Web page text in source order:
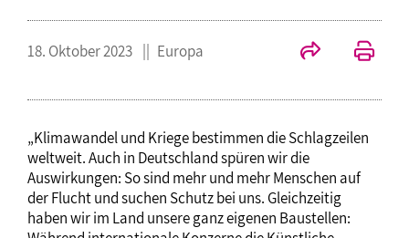
18. Oktober 2023 Europa
„Klimawandel und Kriege bestimmen die Schlagzeilen
weltweit. Auch in Deutschland spüren wir die
Auswirkungen: So sind mehr und mehr Menschen auf
der Flucht und suchen Schutz bei uns. Gleichzeitig
haben wir im Land unsere ganz eigenen Baustellen: